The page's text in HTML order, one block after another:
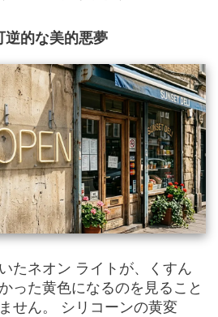
逆的な美的悪夢
たネオン ライトが、くすん
った黄色になるのを見ること
せん。 シリコーンの黄変